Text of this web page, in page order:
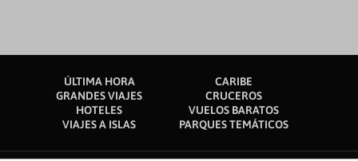
ÚLTIMA HORA
CARIBE
GRANDES VIAJES
CRUCEROS
HOTELES
VUELOS BARATOS
VIAJES A ISLAS
PARQUES TEMÁTICOS